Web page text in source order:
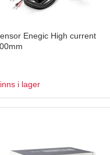
Enegic High current
i lager